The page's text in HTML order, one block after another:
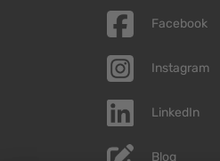
Facebook
Instagram
LinkedIn
Blog